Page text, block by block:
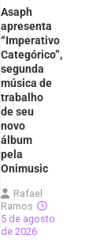
Asaph
apresenta
“Imperativo
Categórico”,
segunda
música de
trabalho
de seu
novo
álbum
pela
Onimusic
Rafael
Ramos
5 de agosto
de 2026